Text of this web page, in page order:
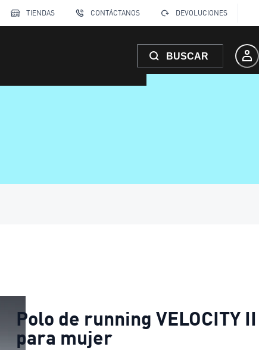
TIENDAS CONTÁCTANOS DEVOLUCIONES
BUSCAR
Polo de running VELOCITY II
para mujer